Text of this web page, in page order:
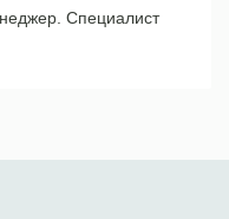
Специалист